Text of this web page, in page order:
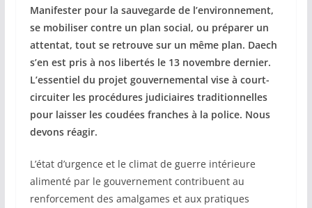
Manifester pour la sauvegarde de l’environnement,
se mobiliser contre un plan social, ou préparer un
attentat, tout se retrouve sur un même plan. Daech
s’en est pris à nos libertés le 13 novembre dernier.
L’essentiel du projet gouvernemental vise à court-
circuiter les procédures judiciaires traditionnelles
pour laisser les coudées franches à la police. Nous
devons réagir.
L’état d’urgence et le climat de guerre intérieure
alimenté par le gouvernement contribuent au
renforcement des amalgames et aux pratiques